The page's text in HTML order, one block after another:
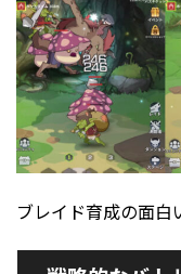
ブレイド育成の面白